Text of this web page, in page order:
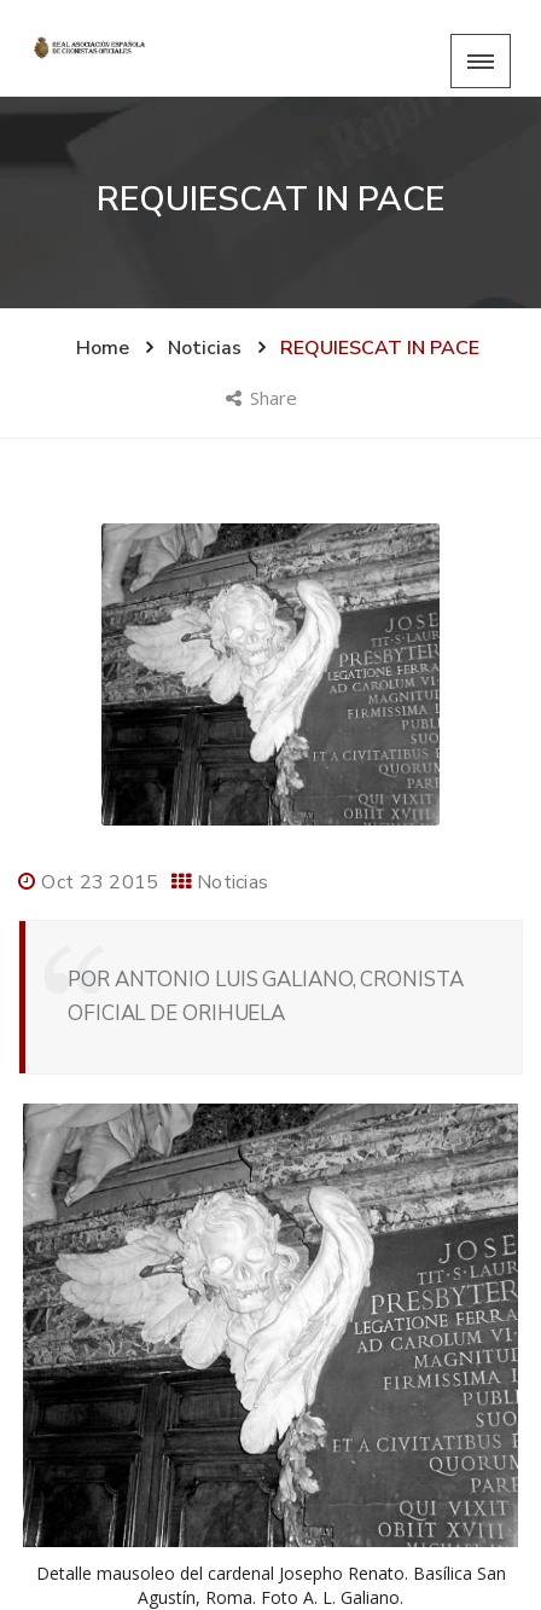
REQUIESCAT IN PACE
Home Noticias REQUIESCAT IN PACE
Share
Oct 23 2015 Noticias
POR ANTONIO LUIS GALIANO, CRONISTA
OFICIAL DE ORIHUELA
Detalle mausoleo del cardenal Josepho Renato. Basílica San
Agustín, Roma. Foto A. L. Galiano.